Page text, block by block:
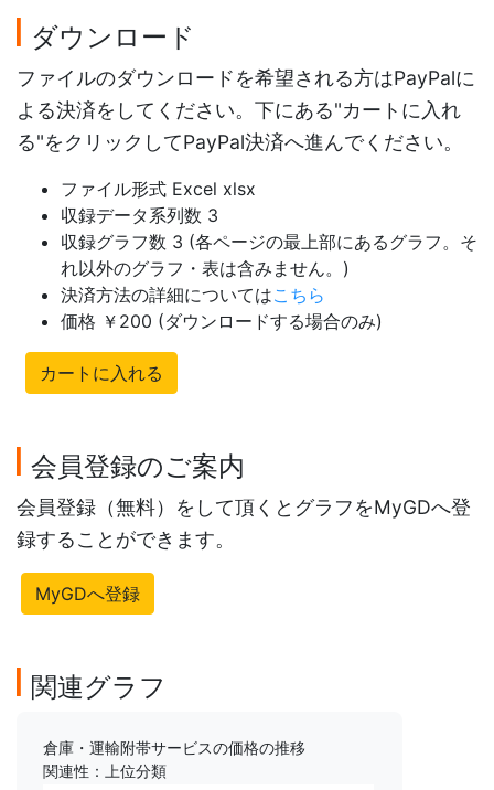
ダウンロード
ファイルのダウンロードを希望される方はPayPalに
よる決済をしてください。下にある"カートに入れ
る"をクリックしてPayPal決済へ進んでください。
ファイル形式 Excel xlsx
収録データ系列数 3
収録グラフ数 3 (各ページの最上部にあるグラフ。そ
れ以外のグラフ・表は含みません。)
決済方法の詳細についてはこちら
価格 ￥200 (ダウンロードする場合のみ)
カートに入れる
会員登録のご案内
会員登録（無料）をして頂くとグラフをMyGDへ登
録することができます。
MyGDへ登録
関連グラフ
倉庫・運輸附帯サービスの価格の推移
関連性：上位分類